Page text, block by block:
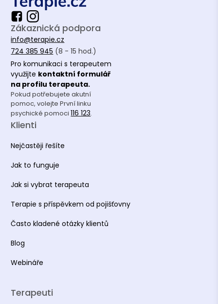
Článek•Terapie.cz
Gaslighting ve vztahu: Jak
nenápadně ztrácíte důvěru v sebe
Článek
Zákaznická podpora
info@terapie.cz
724 385 945 (8 - 15 hod.)
Pro komunikaci s terapeutem
využijte kontaktní formulář
na profilu terapeuta.
Pokud potřebujete akutní
pomoc, volejte První linku
psychické pomoci116 123.
Klienti
Nejčastěji řešíte
Jak to funguje
Jak si vybrat terapeuta
Terapie s příspěvkem od pojišťovny
Často kladené otázky klientů
Blog
Webináře
Terapeuti